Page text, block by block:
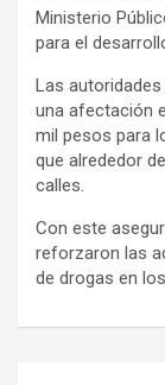
Ministerio
para el
Las
una afectación
mil pesos para
que alrededor
calles.
Con este
reforzaron las
de drogas en